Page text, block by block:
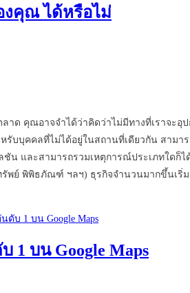
งคุณ ได้หรือไม่
ด คุณอาจจำได้ว่าคิดว่าไม่มีทางที่เราจ
ำหรับบุคคลที่ไม่ได้อยู่ในสถานที่เดียวกัน
น และสามารถรวมเหตุการณ์ประเภทใด
พย์ พิพิธภัณฑ์ ฯลฯ) ธุรกิจจำนวนมากขึ้นเ
1 บน Google Maps